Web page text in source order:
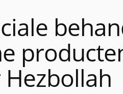
de beklaagdenbank”